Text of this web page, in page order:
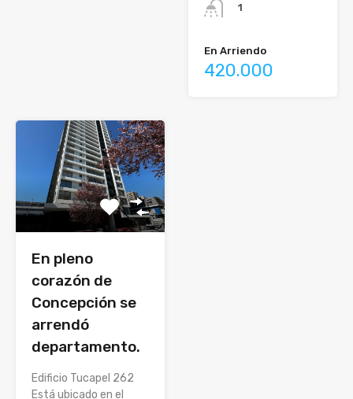
1
En Arriendo
420.000
En pleno
corazón de
Concepción se
arrendó
departamento.
Edificio Tucapel 262
Está ubicado en el